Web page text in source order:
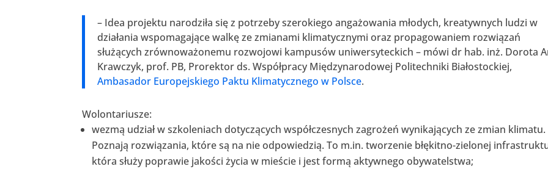
– Idea projektu narodziła się z potrzeby szerokiego angażowania młodych, kreatywnych ludzi w
działania wspomagające walkę ze zmianami klimatycznymi oraz propagowaniem rozwiązań
służących zrównoważonemu rozwojowi kampusów uniwersyteckich – mówi dr hab. inż. Dorota
Krawczyk, prof. PB, Prorektor ds. Współpracy Międzynarodowej Politechniki Białostockiej,
Ambasador Europejskiego Paktu Klimatycznego w Polsce.
Wolontariusze:
wezmą udział w szkoleniach dotyczących współczesnych zagrożeń wynikających ze zmian klimatu.
Poznają rozwiązania, które są na nie odpowiedzią. To m.in. tworzenie błękitno-zielonej
która służy poprawie jakości życia w mieście i jest formą aktywnego obywatelstwa;